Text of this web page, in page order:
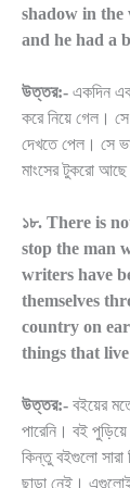
shadow in the
and he had a
উত্তর:- একদিন
করে নিয়ে গেল।
দেখতে পেল। সে
মাংসের টুকরো
১৮. There is
stop the man
writers have
themselves
country on
things that
উত্তর:- বইয়ের
পারেনি। বই
কিন্তু বইগুলো সারা
ছাড়া নেই। এগুলোই